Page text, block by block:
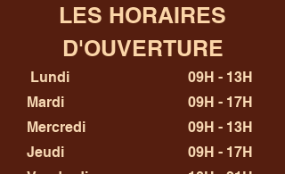
LES HORAIRES
D'OUVERTURE
Lundi
Mardi
Mercredi
Jeudi
09H - 13H
09H - 17H
09H - 13H
09H - 17H